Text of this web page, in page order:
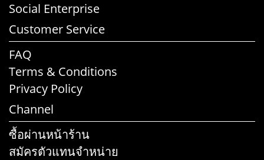
Social Enterprise
Customer Service
FAQ
Terms & Conditions
Privacy Policy
Channel
ซื้อผ่านหน้าร้าน
สมัครตัวแทนจำหน่าย